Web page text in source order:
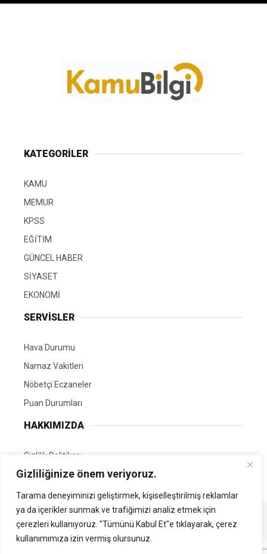
Gizliliğinize önem veriyoruz.
Tarama deneyiminizi geliştirmek, kişiselleştirilmiş reklamlar
ya da içerikler sunmak ve trafiğimizi analiz etmek için
çerezleri kullanıyoruz. "Tümünü Kabul Et"e tıklayarak, çerez
kullanımımıza izin vermiş olursunuz.
KATEGORİLER
KAMU
MEMUR
KPSS
EĞİTİM
GÜNCEL HABER
SİYASET
EKONOMİ
SERVİSLER
Hava Durumu
Namaz Vakitleri
Nöbetçi Eczaneler
Puan Durumları
HAKKIMIZDA
Gizlilik Politikası
GÖNÜLLÜ EDİTÖRÜMÜZ OL
Tüm Hakları Saklıdır. | Kamubilgi.com | 2026